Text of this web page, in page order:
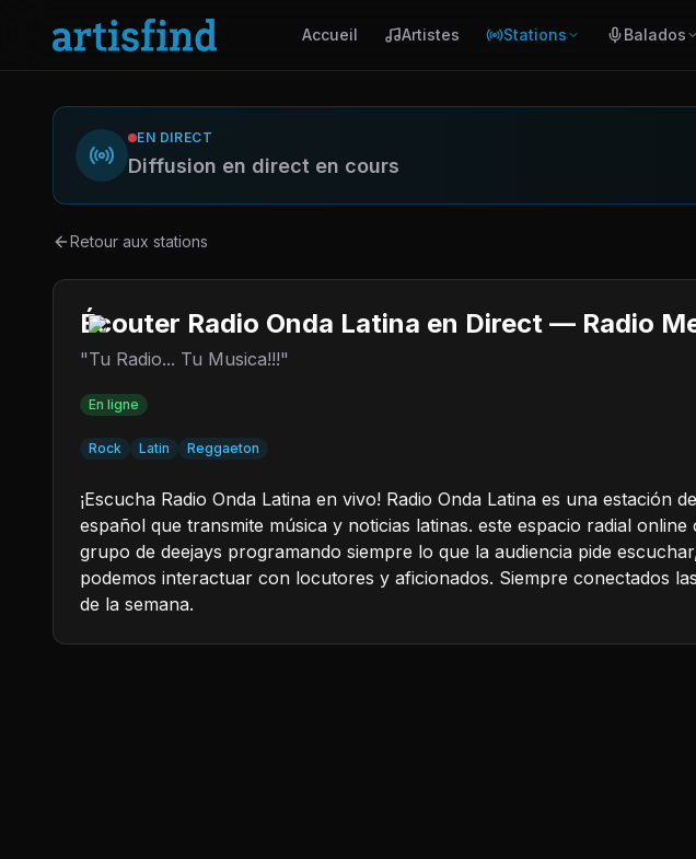
Accueil Artistes Stations Balados
EN DIRECT
Diffusion en direct en cours
Retour aux stations
Écouter Radio Onda Latina en Direct — Radio
"Tu Radio... Tu Musica!!!"
En ligne
Rock Latin Reggaeton
¡Escucha Radio Onda Latina en vivo! Radio Onda Latina es una estación
español que transmite música y noticias latinas. este espacio radial
grupo de deejays programando siempre lo que la audiencia pide
podemos interactuar con locutores y aficionados. Siempre conectados
de la semana.